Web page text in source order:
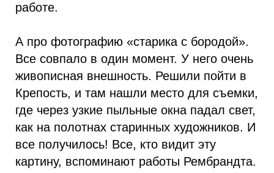
работе.
А про фотографию «старика с бородой».
Все совпало в один момент. У него очень
живописная внешность. Решили пойти в
Крепость, и там нашли место для съемки,
где через узкие пыльные окна падал свет,
как на полотнах старинных художников. И
все получилось! Все, кто видит эту
картину, вспоминают работы Рембрандта.